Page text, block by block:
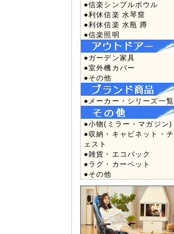
●信楽シンプルボウル
●利休信楽 水琴窟
●利休信楽 水瓶 蹲
●信楽照明
●ガーデン家具
●室外機カバー
●その他
●メーカー・シリーズ一覧
●小物(ミラー・マガジン)
●収納・キャビネット・チ
ェスト
●雑貨・エコバック
●ラグ・カーペット
●その他